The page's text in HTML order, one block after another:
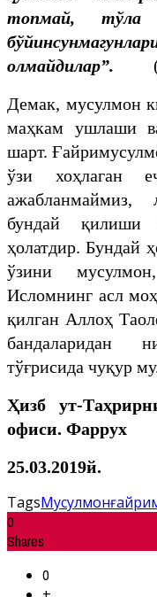
топмай, тўла
олмайдилар”.
Демак, мусулмон
маҳкам ушлаши
шарт.
ўзи хоҳлаган
ажабланмаймиз,
бундай қилиши
ҳолатдир. Бундай
ўзини
Исломнинг асл
қилган Аллоҳ
бандаларидан
тўғрисида чуқур
Ҳизб ут-
офиси. Фаррух
25.03.2019й.
TagsМусулмон
0
Shares
0